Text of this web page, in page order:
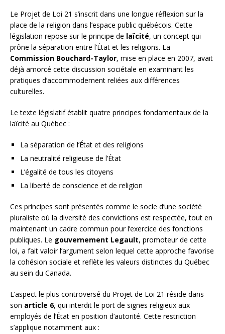
Le Projet de Loi 21 s’inscrit dans une longue réflexion sur la
place de la religion dans l’espace public québécois. Cette
législation repose sur le principe de laïcité, un concept qui
prône la séparation entre l’État et les religions. La
Commission Bouchard-Taylor, mise en place en 2007, avait
déjà amorcé cette discussion sociétale en examinant les
pratiques d’accommodement reliées aux différences
culturelles.
Le texte législatif établit quatre principes fondamentaux de la
laïcité au Québec :
La séparation de l’État et des religions
La neutralité religieuse de l’État
L’égalité de tous les citoyens
La liberté de conscience et de religion
Ces principes sont présentés comme le socle d’une société
pluraliste où la diversité des convictions est respectée, tout en
maintenant un cadre commun pour l’exercice des fonctions
publiques. Le gouvernement Legault, promoteur de cette
loi, a fait valoir l’argument selon lequel cette approche favorise
la cohésion sociale et reflète les valeurs distinctes du Québec
au sein du Canada.
L’aspect le plus controversé du Projet de Loi 21 réside dans
son article 6, qui interdit le port de signes religieux aux
employés de l’État en position d’autorité. Cette restriction
s’applique notamment aux :